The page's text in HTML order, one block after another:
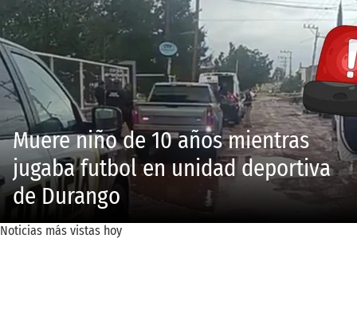
Muere niño de 10 años mientras
jugaba futbol en unidad deportiva
de Durango
Noticias más vistas hoy